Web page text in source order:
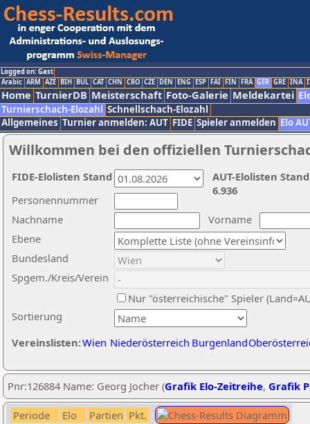
Logged on: Gast
Arabic ARM AZE BIH BUL CAT CHN CRO CZE DEN ENG ESP FAI FIN FRA GER GRE INA
Home TurnierDB Meisterschaft Foto-Galerie Meldekartei
Turnierschach-Elozahl Schnellschach-Elozahl
Allgemeines Turnier anmelden: AUT FIDE Spieler anmelden Elo
Willkommen bei den offiziellen
Nachname
Vorname
Ebene
Sortierung
Personennummer
Bundesland
Spgem./Kreis/Verein
Nur "österreichische" Spieler
Vereinslisten:Wien Niederösterreich Burgenland
AUT-Elolisten
6.936
FIDE-Elolisten Stand
Pnr:126884 Name: Georg Jocher (Grafik Elo-Zeitreihe, Grafik
Periode Elo Partien Pkt.